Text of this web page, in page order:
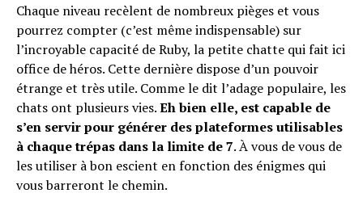
Chaque niveau recèlent de nombreux pièges et vous
pourrez compter (c’est même indispensable) sur
l’incroyable capacité de Ruby, la petite chatte qui fait ici
office de héros. Cette dernière dispose d’un pouvoir
étrange et très utile. Comme le dit l’adage populaire, les
chats ont plusieurs vies.Eh bien elle, est capable de
s’en servir pour générer des plateformes utilisables
à chaque trépas dans la limite de 7. À vous de vous de
les utiliser à bon escient en fonction des énigmes qui
vous barreront le chemin.